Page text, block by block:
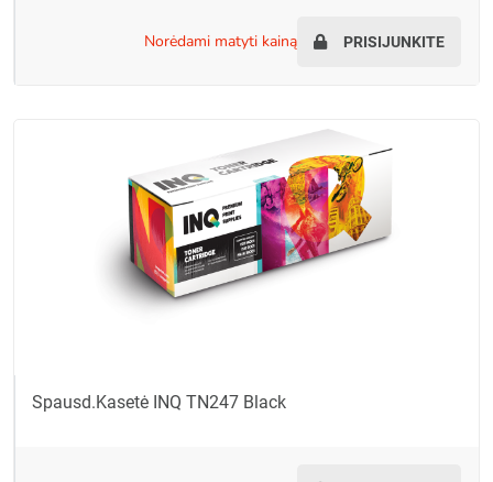
norėdami matyti kainą PRISIJUNKITE
Spausd.kasetė INQ TN247 Black